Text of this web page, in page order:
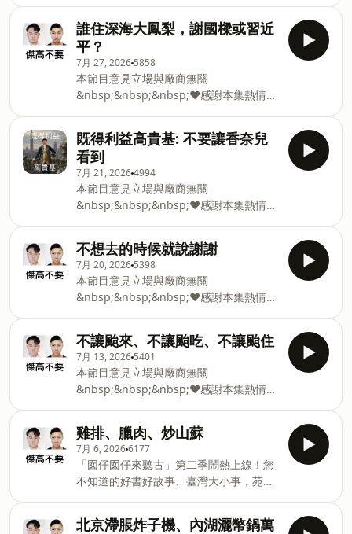
&nbsp;https://mymore.tw/gonuh&nbsp;&nbsp;
🎉萬萬兩7月新品大爆發✨🆕台式麻辣燙豬
肉餃將台式經典小吃麻辣燙包進餃子中，
裡面有木耳、黑輪融合麻香，爽口不膩又
開胃🍅濃燉茄燒牛肉麵肉量90克，另附酸
菜包，濃郁茄燒湯頭，每包都看得到番茄
🥩濃燉茄燒牛肉湯2入1包肉量64克（沒有
酸菜包），特別為女生開發，夏天過熱吃
不下的好選擇，簡單加入海鮮青菜，輕鬆
飽足又美味🍝刀削麵3入1包敲碗4年終於
上市，可以做成拌麵、炒麵，或者再加入
萬萬兩牛肉麵中變成超飽足牛肉麵🫘豆干
絲單賣開放超好吃贈品開放購買，有客人
一上市買了20包🌽高麗菜玉米豬肉餃跟奶
油黃金玉米餃正式組團出道，號稱暑假的
媽媽救星，團名是「騙菜神器」，一顆25
克，一口都是滿滿肉與蔬菜，上桌就讓小
朋友停不下來掃盤另外萬萬兩的餃子系列
全產品升級，
誰住深海大鳳梨，謝國樑或習近
平？
7月 27, 2026 5858
本節目意見立場與廠商無關
&nbsp;&nbsp;&nbsp;❤️感謝本集熱情贊
https://shanqjiaharn.com.tw/product-
category/洗護區/115/7/21– 115/8/3雪松
平衡潔膚露 500ml $680雪松精粹護髮膜
500ml $780雪松淨化洗髮精 500ml $680
輸入jkdont折購碼3 入組合價 $1680 (原
價 $ 2140)歐盟有機認證「葡萄糖胺起泡
劑」：溫和、保濕、清潔「氨基酸起泡
劑」：溫和起泡、生物分解不刺激「維他
命Ｂ３」：保濕防燥「維他命Ｂ５」：養
護增強「醣基海藻糖」：高校鎖水「ＮＰ
Ａ玉米保濕因子」：柔順光滑「異構寡
酸提升毛鱗片養護「植物脂質」：天然滋
養「有機雪松精油」：舒緩放鬆⚠️重訓請
勿收聽⚠️&nbsp;&nbsp;&nb
既得利益高貴基: 不要讓香奈兒
看到
7月 21, 20264994
本節目意見立場與廠商無關
&nbsp;&nbsp;&nbsp;❤️感謝本集熱情贊
洗護組
https://shanqjiaharn.com.tw/product-
category/洗護區/115/7/21– 115/8/3雪松
平衡潔膚露 500ml $680雪松精粹護髮膜
500ml $680雪松淨化洗髮精 500ml $680
輸入jkdont折購碼3 入組合價 $1680 (原
價 $ 2140)歐盟有機認證「葡萄糖胺起泡
劑」：溫和、保濕、清潔「氨基酸起泡
劑」：溫和起泡、生物分解不刺激「維他
命Ｂ３」：保濕防燥「維他命Ｂ５」：養
糖」：豐潤彈性「水解小麥蛋白」：胱氨
酸提升毛鱗片養護「植物脂質」：天然滋
養「有機雪松精油」：舒緩放鬆⚠️重訓請
勿收聽⚠️&nbsp;&nbsp;&nb
不想去的時候就說謝謝
7月 20, 2026 5398
本節目意見立場與廠商無關
&nbsp;&nbsp;&nbsp;❤️感謝本集熱情贊
洗護組
https://shanqjiaharn.com.tw/product-
category/洗護區/115/7/21– 115/8/3雪松
平衡潔膚露 500ml $680雪松精粹護髮膜
500ml $680雪松淨化洗髮精 500ml $680
輸入jkdont折購碼3 入組合價 $1680 (原
價 $ 2140)歐盟有機認證「葡萄糖胺起泡
劑」：溫和、保濕、清潔「氨基酸起泡
劑」：溫和起泡、生物分解不刺激「維他
命Ｂ３」：保濕防燥「維他命Ｂ５」：養
糖」：豐潤彈性「水解小麥蛋白」：胱氨
不讓颱來、不讓颱吃、不讓颱住
7月 13, 2026 5401
本節目意見立場與廠商無關
&nbsp;&nbsp;&nbsp;❤️感謝本集熱情贊
Vacation~-7/20mohetaipei.tw①DELUX
5件組/ 原價4845 特價2980②QUATRE 4
件組/ 原價3725 特價2590③輕旅+3件組
（分裝瓶x5） /原價3558 特價2480④輕
裝3件組/ 原價2698 特價1980🈹洗壓包商
品折扣碼jk100再折100全館：滿2000再
折200（不累折）滿3500再享免運，加贈
雞排、臘肉、炒山蘇
7月 6, 20266177
「囡仔囡仔來聽古」第二季鬧熱上線！您
不知道的好書好故事、臺灣大小事，苑芳
115/8/14~10/16每週五更新一集，還有
「聽好節目送好書」活動，快 “訂閱” 起來
北京滯脹炸子機、內湖灑幣鍋萬